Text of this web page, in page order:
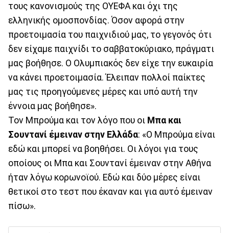
τους κανονισμούς της ΟΥΕΦΑ και όχι της
ελληνικής ομοσπονδίας. Όσον αφορά στην
προετοιμασία του παιχνιδιού μας, το γεγονός ότι
δεν είχαμε παιχνίδι το σαββατοκύριακο, πράγματι
μας βοήθησε. Ο Ολυμπιακός δεν είχε την ευκαιρία
να κάνει προετοιμασία. Έλειπαν πολλοί παίκτες
μας τις προηγούμενες μέρες και υπό αυτή την
έννοια μας βοήθησε».
Τον Μπρούμα και τον λόγο που οι Μπα και
Σουντανί έμειναν στην Ελλάδα: «Ο Μπρούμα είναι
εδώ και μπορεί να βοηθήσει. Οι λόγοι για τους
οποίους οι Μπα και Σουντανί έμειναν στην Αθήνα
ήταν λόγω κορωνοϊού. Εδώ και δύο μέρες είναι
θετικοί στο τεστ που έκαναν και για αυτό έμειναν
πίσω».